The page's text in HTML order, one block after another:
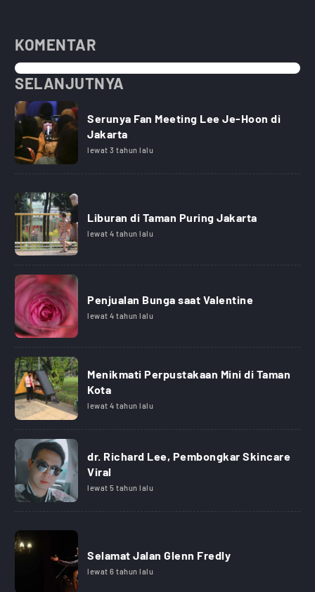
KOMENTAR
SELANJUTNYA
Serunya Fan Meeting Lee Je-Hoon di
Jakarta
lewat 3 tahun lalu
Liburan di Taman Puring Jakarta
lewat 4 tahun lalu
Penjualan Bunga saat Valentine
lewat 4 tahun lalu
Menikmati Perpustakaan Mini di Taman
Kota
lewat 4 tahun lalu
dr. Richard Lee, Pembongkar Skincare
Viral
lewat 5 tahun lalu
Selamat Jalan Glenn Fredly
lewat 6 tahun lalu